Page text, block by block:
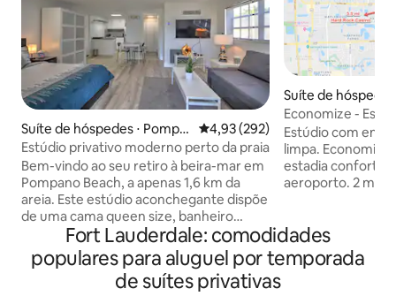
Suíte de hóspedes ⋅ Pompa
no Beach
4,93 de uma avaliação média de
4,93 (292)
Estúdio privativo moderno perto da praia
Bem-vindo ao seu retiro à beira-mar em
Pompano Beach, a apenas 1,6 km da
areia. Este estúdio aconchegante dispõe
de uma cama queen size, banheiro
renovado e uma cozinha pequena.
Desfrute de uma Smart TV, Internet
rápida e ar-condicionado frio ou relaxe
no pátio privativo para grelhar, tomar sol
Suíte de hóspedes
each
Economize -
Cassino, 4m-
Estúdio com
limpa.
estadia
aeroporto. 2 mi
hóspedes.
Check-in a
Desfrute de
Fort Lauderdale: comodidades
populares para aluguel por temporada
de suítes privativas